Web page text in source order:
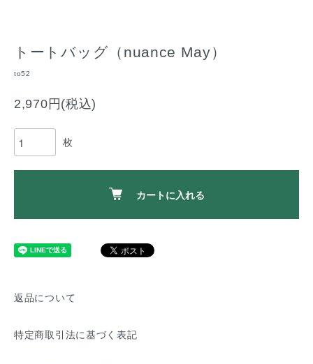
トートバッグ（nuance May）
to52
2,970円(税込)
枚
カートに入れる
返品について
特定商取引法に基づく表記